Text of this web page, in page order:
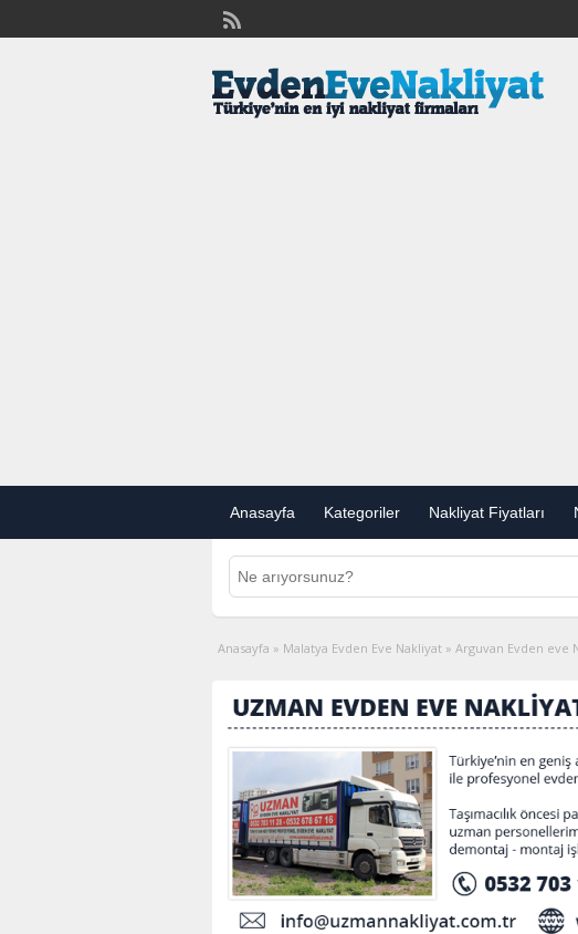
Anasayfa Kategoriler Nakliyat Fiyatları
Anasayfa » Malatya Evden Eve Nakliyat » Arguvan Evden eve